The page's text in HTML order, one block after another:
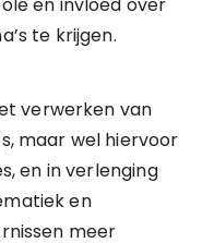
en invloed over
te krijgen.
verwerken van
maar wel hiervoor
en in verlenging
en
meer